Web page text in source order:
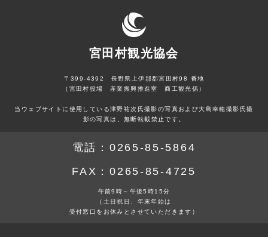
宮田村観光協会
〒399-4392 長野県上伊那郡宮田村98 番地
（宮田村役場 産業振興推進室 商工観光係）
当ウェブサイトに使用している津野祐次氏撮影の写真および大島幸穂撮影氏撮
影の写真は、無断転載禁止です。
電話： 0265-85-5864
FAX：0265-85-4725
午前9時～午後5時15分
（土日祝日、年末年始は
受付窓口をお休みとさせていただきます）